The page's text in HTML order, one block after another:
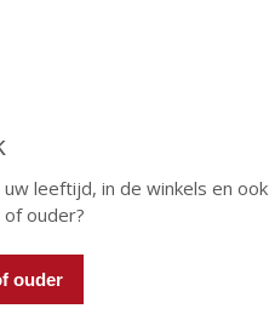
leeftijd, in de winkels en ook
ouder?
ouder